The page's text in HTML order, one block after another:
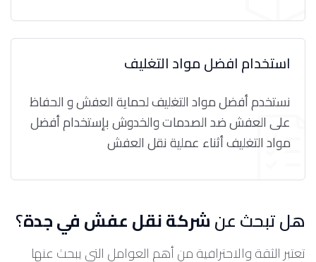
استخدام افضل مواد التغليف
نستخدم أفضل مواد التغليف لحماية العفش و الحفاظ
على العفش ضد الصدمات والخدوش بإستخدام أفضل
مواد التغليف أثناء عملية نقل العفش
هل تبحث عنشركة نقل عفش في جدة؟
تعتبر الثقة والاحترافية من أهم العوامل التي يبحث عنها